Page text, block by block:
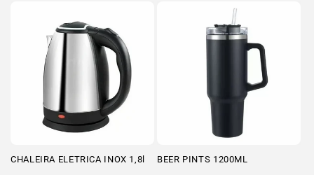
CHALEIRA ELETRICA INOX 1,8l BEER PINTS 1200ML